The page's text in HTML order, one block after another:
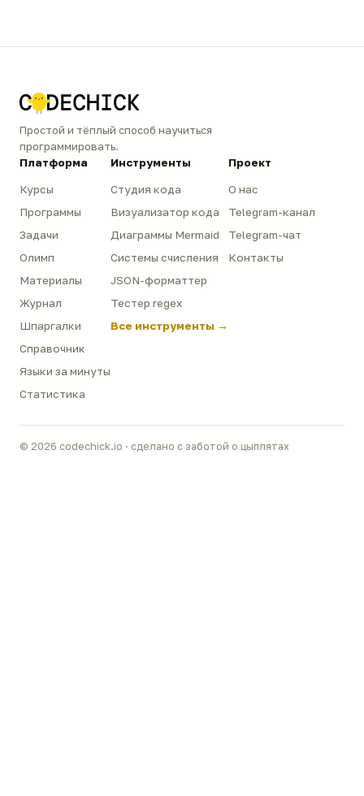
Простой и тёплый способ научиться
программировать.
Платформа
Курсы
Программы
Задачи
Олимп
Материалы
Журнал
Шпаргалки
Справочник
Языки за минуты
Статистика
Инструменты
Студия кода
Визуализатор кода
Диаграммы Mermaid
Системы счисления
JSON-форматтер
Тестер regex
Все инструменты →
Проект
О нас
Telegram-канал
Telegram-чат
Контакты
© 2026 codechick.io · сделано с заботой о цыплятах